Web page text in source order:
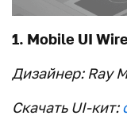
1. Mobile UI
Дизайнер: Ray
Скачать UI-кит: